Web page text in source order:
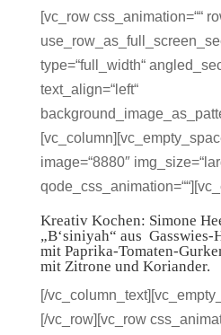
[vc_row css_animation=““
type=“full_width“
text_align=“left“
image=“8880″
Kreativ Kochen: Simone
„B‘siniyah“ aus
mit Paprika-Tomaten-
mit Zitrone und Koriander.
[/
[/vc_row][vc_row